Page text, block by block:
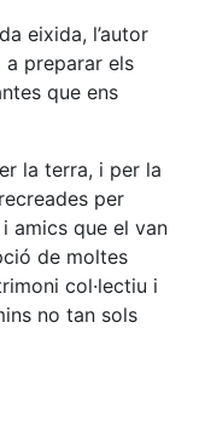
eixida, l’autor
preparar els
que ens
la terra, i per la
per
amics que el van
de moltes
col·lectiu i
no tan sols